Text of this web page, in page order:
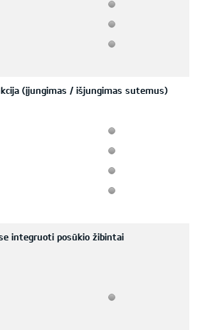
(įjungimas / išjungimas sutemus)
integruoti posūkio žibintai